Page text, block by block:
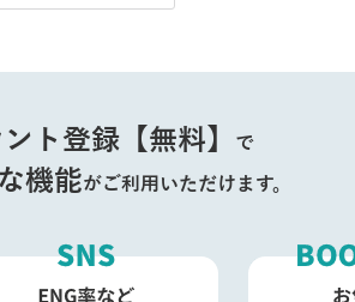
ト登録【無料】 で
機能がご利用いただけます。